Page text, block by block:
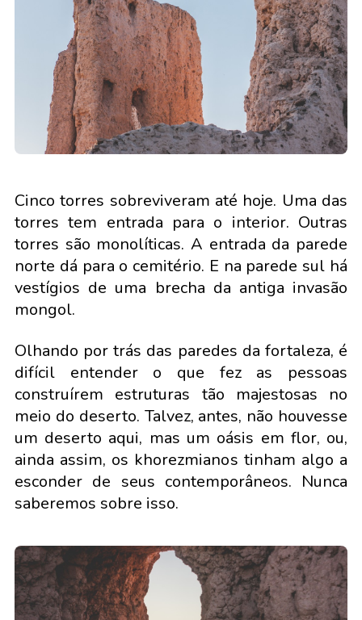
Cinco torres sobreviveram até hoje. Uma das
torres tem entrada para o interior. Outras
torres são monolíticas. A entrada da parede
norte dá para o cemitério. E na parede sul há
vestígios de uma brecha da antiga invasão
mongol.
Olhando por trás das paredes da fortaleza, é
difícil entender o que fez as pessoas
construírem estruturas tão majestosas no
meio do deserto. Talvez, antes, não houvesse
um deserto aqui, mas um oásis em flor, ou,
ainda assim, os khorezmianos tinham algo a
esconder de seus contemporâneos. Nunca
saberemos sobre isso.